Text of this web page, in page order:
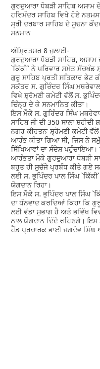
ਗੁਰਦੁਆਰਾ ਧੋਬੜੀ ਸਾਹਿਬ ਅਸਾਮ
ਹਰਿਮੰਦਰ ਸਾਹਿਬ ਵਿਖੇ ਹੋਏ
ਸ੍ਰੀ ਦਰਬਾਰ ਸਾਹਿਬ ਦੇ ਸੂਚਨਾ
ਸਨਮਾਨ
ਅੰਮ੍ਰਿਤਸਰ 8 ਜੁਲਾਈ-
ਗੁਰਦੁਆਰਾ ਧੋਬੜੀ ਸਾਹਿਬ,
`ਕਿੱਕੀ` ਨੇ ਪਰਿਵਾਰ ਸਮੇਤ ਸੱਚਖੰਡ
ਗੁਰੂ ਸਾਹਿਬ ਪ੍ਰਤੀ ਸਤਿਕਾਰ ਭੇਟ
ਸਕੱਤਰ ਸ. ਗੁਰਿੰਦਰ ਸਿੰਘ
ਵਿਖੇ ਸ਼੍ਰੋਮਣੀ ਕਮੇਟੀ ਵੱਲੋਂ ਸ.
ਚਿੰਨ੍ਹ ਦੇ ਕੇ ਸਨਮਾਨਿਤ ਕੀਤਾ।
ਇਸ ਮੌਕੇ ਸ. ਗੁਰਿੰਦਰ ਸਿੰਘ
ਸਾਹਿਬ ਜੀ ਦੀ 350 ਸਾਲਾ
ਨਗਰ ਕੀਰਤਨ’ ਸ਼੍ਰੋਮਣੀ ਕਮੇਟੀ
ਆਰੰਭ ਕੀਤਾ ਗਿਆ ਸੀ, ਜਿਸ ਨੇ
ਸਿੱਖਿਆਵਾਂ ਦਾ ਸੰਦੇਸ਼ ਪਹੁੰਚਾਇਆ।
ਆਰੰਭਤਾ ਮੌਕੇ ਗੁਰਦੁਆਰਾ ਧੋਬੜੀ
ਬਹੁਤ ਹੀ ਸੁਚੱਜੇ ਪ੍ਰਬੰਧ ਕੀਤੇ ਗਏ
ਲਈ ਸ. ਭੁਪਿੰਦਰ ਪਾਲ ਸਿੰਘ
ਯੋਗਦਾਨ ਰਿਹਾ।
ਇਸ ਮੌਕੇ ਸ. ਭੁਪਿੰਦਰ ਪਾਲ ਸਿੰਘ
ਦਾ ਧੰਨਵਾਦ ਕਰਦਿਆਂ ਕਿਹਾ ਕਿ
ਲਈ ਵੱਡਾ ਸੁਭਾਗ ਹੈ ਅਤੇ ਭਵਿੱਖ
ਨਾਲ ਯੋਗਦਾਨ ਦਿੰਦੇ ਰਹਿਣਗੇ। ਇਸ
ਹੈੱਡ ਪ੍ਰਚਾਰਕ ਭਾਈ ਜਗਦੇਵ ਸਿੰਘ